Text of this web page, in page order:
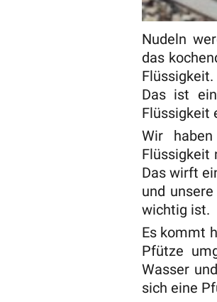
Nudeln
das
Das ist
Flüssigkeit
Wir
Flüssigkeit
Das wirft
und
wichtig ist.
Es kommt
Pfütze
Wasser
sich eine